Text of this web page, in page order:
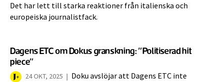
Det har lett till starka reaktioner från italienska och
europeiska journalistfack.
Dagens ETC om Dokus granskning: ”Politiserad hit
piece”
24 OKT, 2025 | Doku avslöjar att Dagens ETC inte